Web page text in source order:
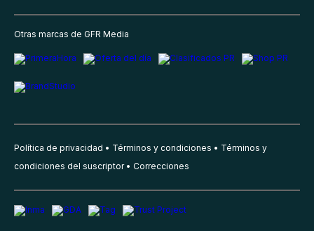
Otras marcas de GFR Media
Política de privacidad Términos y condiciones
Términos y
condiciones del suscriptor
Correcciones